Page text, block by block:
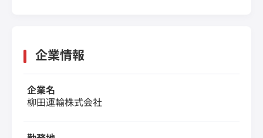
企業情報
企業名
柳田運輸株式会社